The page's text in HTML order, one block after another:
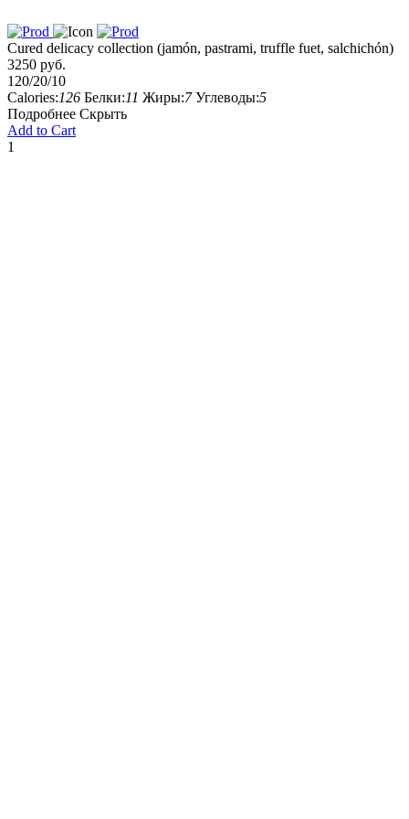
Cured delicacy collection (jamón, pastrami, truffle fuet, salchichón)
3250 руб.
120/20/10
Calories:126 Белки:11 Жиры:7 Углеводы:5
Подробнее Скрыть
Add to Cart
1